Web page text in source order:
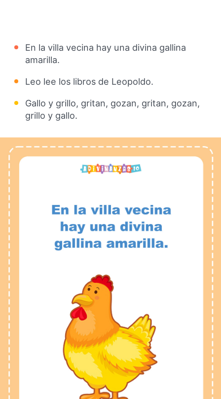
En la villa vecina hay una divina gallina
amarilla.
Leo lee los libros de Leopoldo.
Gallo y grillo, gritan, gozan, gritan, gozan,
grillo y gallo.